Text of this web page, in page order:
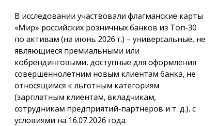
В исследовании участвовали флагманские карты
«Мир» российских розничных банков из Топ-30
по активам (на июнь 2026 г.) – универсальные, не
являющиеся премиальными или
кобрендинговыми, доступные для оформления
совершеннолетним новым клиентам банка, не
относящимся к льготным категориям
(зарплатным клиентам, вкладчикам,
сотрудникам предприятий-партнеров и т. д.), с
условиями на 16.07.2026 года.